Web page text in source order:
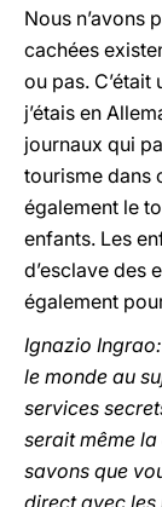
Nous n’avons
cachées
ou pas.
j’étais en
journaux qui
tourisme dans
également le
enfants. Les
d’esclave des
également
Ignazio
le monde au
services
serait même
savons que
direct avec les